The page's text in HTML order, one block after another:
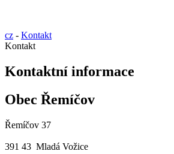
cz - Kontakt
Kontakt
Kontaktní informace
Obec Řemíčov
Řemíčov 37
391 43 Mladá Vožice